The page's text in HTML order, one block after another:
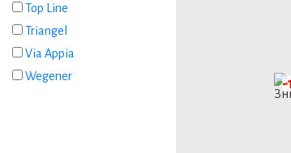
Top Line
Triangel
Via Appia
Wegener
-